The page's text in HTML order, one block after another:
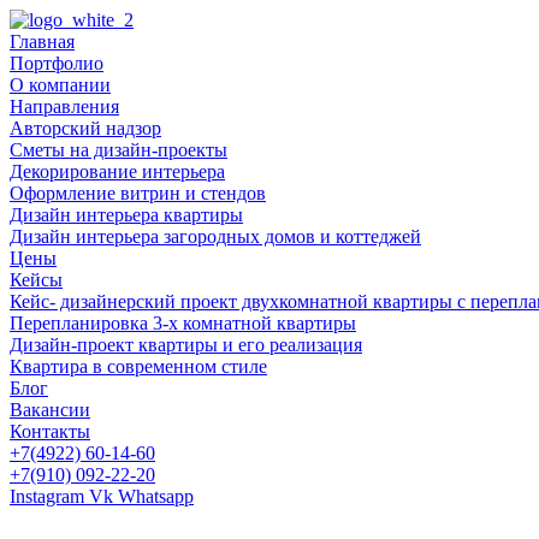
Главная
Портфолио
О компании
Направления
Авторский надзор
Сметы на дизайн-проекты
Декорирование интерьера
Оформление витрин и стендов
Дизайн интерьера квартиры
Дизайн интерьера загородных домов и коттеджей
Цены
Кейсы
Кейс- дизайнерский проект двухкомнатной квартиры с
Перепланировка 3-х комнатной квартиры
Дизайн-проект квартиры и его реализация
Квартира в современном стиле
Блог
Вакансии
Контакты
+7(4922) 60-14-60
+7(910) 092-22-20
Instagram Vk Whatsapp